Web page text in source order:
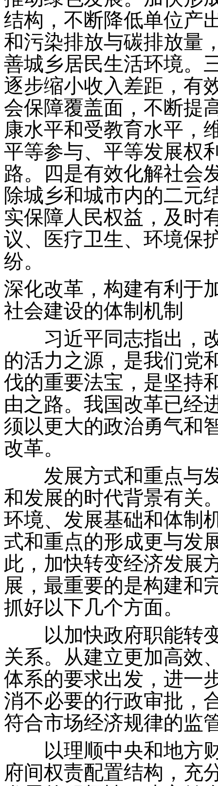
结构，不断降低单位产
和污染排放与碳排放量
善城乡居民生活环境。
逐步缩小收入差距，有
会保障覆盖面，不断提
康水平和受教育水平，
平等参与、平等发展权
路。四是有效化解社会
除城乡和城市内的二元
实保障人民权益，及时
议、医疗卫生、环境保
纷。
深化改革，构建有利于
社会建设的体制机制
习近平同志指出，改
的活力之源，是我们党
伐的重要法宝，是坚持
由之路。我国改革已经
须以更大的政治勇气和
改革。
发展方式和重点与发
和发展的时代背景有关
环境、发展基础和体制
式和重点的形成更与发
此，加快转变经济发展
展，最重要的是构建和
抓好以下几个方面。
以加快政府职能转变
关系。从建立更加高效
体系的要求出发，进一
消不必要的行政审批，
符合市场经济规律的监
以理顺中央和地方财
府间权责配置结构，充